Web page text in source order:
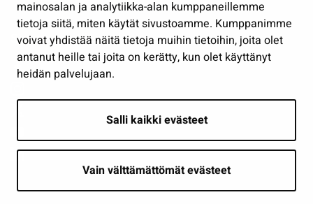
mainosalan ja analytiikka-alan kumppaneillemme
tietoja siitä, miten käytät sivustoamme. Kumppanimme
voivat yhdistää näitä tietoja muihin tietoihin, joita olet
antanut heille tai joita on kerätty, kun olet käyttänyt
heidän palvelujaan.
Salli kaikki evästeet
Vain välttämättömät evästeet
Seuraa meitä